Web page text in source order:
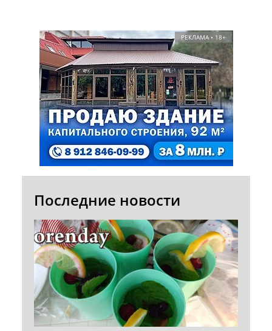
РЕКЛАМА • 18+
Последние новости